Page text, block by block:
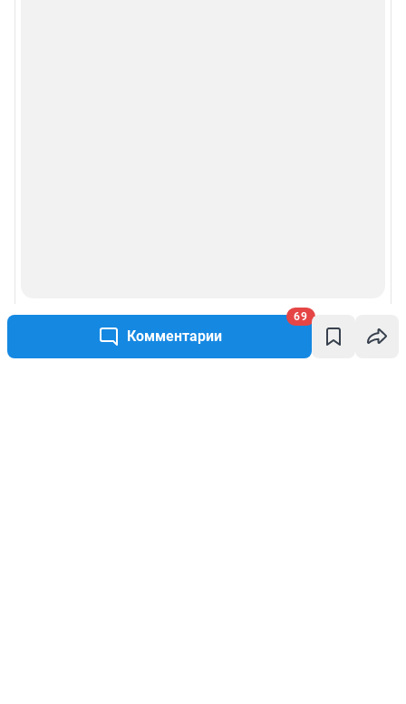
Комментарии
69